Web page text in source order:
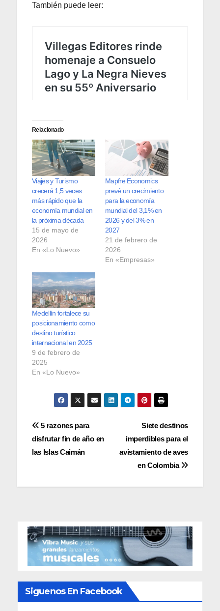
También puede leer:
Relacionado
Viajes y Turismo
crecerá 1,5 veces
más rápido que la
economía mundial en
la próxima década
15 de mayo de
2026
En «Lo Nuevo»
Mapfre Economics
prevé un crecimiento
para la economía
mundial del 3,1% en
2026 y del 3% en
2027
21 de febrero de
2026
En «Empresas»
Medellín fortalece su
posicionamiento como
destino turístico
internacional en 2025
9 de febrero de
2025
En «Lo Nuevo»
Navegación
de
Siete destinos
imperdibles para el
avistamiento de aves
en Colombia
5 razones para
disfrutar fin de año en
las Islas Caimán
Siguenos En Facebook